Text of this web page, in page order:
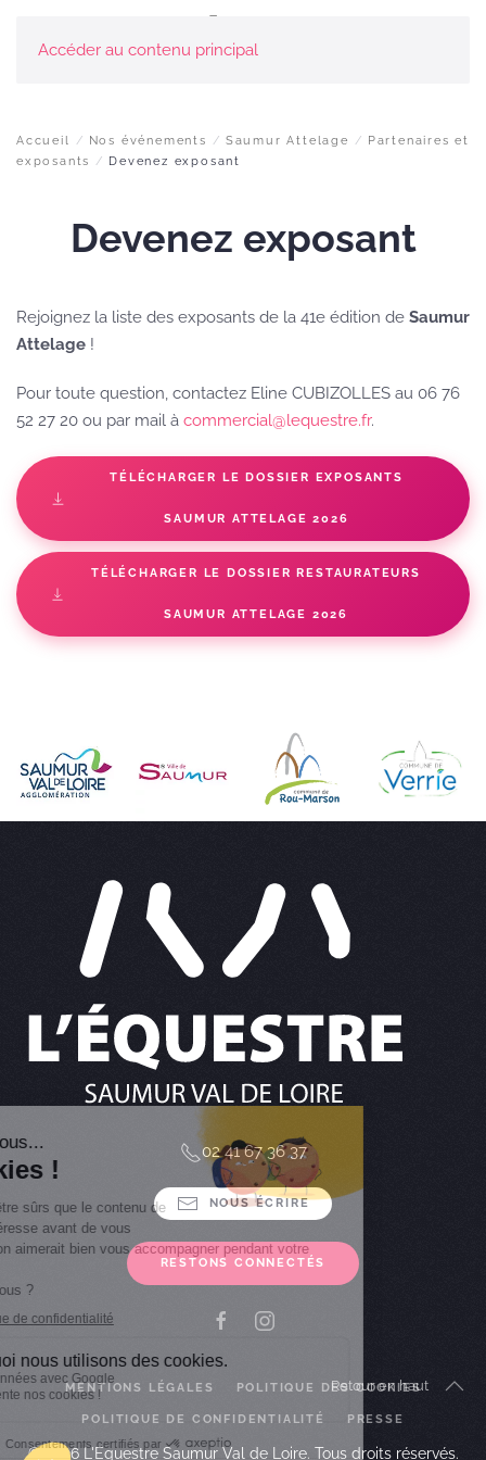
Accéder au contenu principal
Accueil Nos événements Saumur Attelage
Partenaires et
exposants
Devenez exposant
Devenez exposant
Rejoignez la liste des exposants de la 41e édition de Saumur
Attelage !
Pour toute question, contactez Eline CUBIZOLLES au 06 76
52 27 20 ou par mail à commercial@lequestre.fr.
TÉLÉCHARGER LE DOSSIER EXPOSANTS
SAUMUR ATTELAGE 2026
TÉLÉCHARGER LE DOSSIER RESTAURATEURS
SAUMUR ATTELAGE 2026
02 41 67 36 37
NOUS ÉCRIRE
RESTONS CONNECTÉS
Retour en haut
MENTIONS LÉGALES POLITIQUE DES COOKIES
POLITIQUE DE CONFIDENTIALITÉ PRESSE
©2026L'Equestre Saumur Val de Loire. Tous droits réservés.